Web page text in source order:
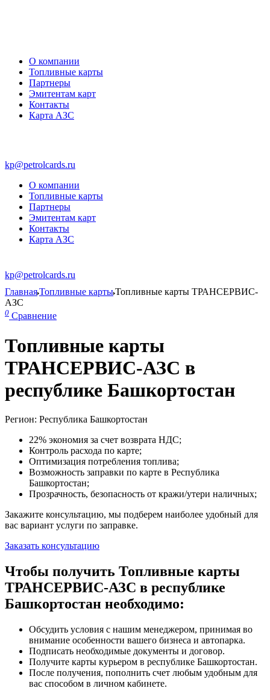
О компании
Топливные карты
Партнеры
Эмитентам карт
Контакты
Карта АЗС
kp@petrolcards.ru
О компании
Топливные карты
Партнеры
Эмитентам карт
Контакты
Карта АЗС
kp@petrolcards.ru
ГлавнаяТопливные картыТопливные карты ТРАНСЕРВИС-
АЗС
0 Сравнение
Топливные карты
ТРАНСЕРВИС-АЗС в
республике Башкортостан
Регион: Республика Башкортостан
22% экономия за счет возврата НДС;
Контроль расхода по карте;
Оптимизация потребления топлива;
Возможность заправки по карте в Республика
Башкортостан;
Прозрачность, безопасность от кражи/утери наличных;
Закажите консультацию, мы подберем наиболее удобный для
вас вариант услуги по заправке.
Заказать консультацию
Чтобы получить Топливные карты
ТРАНСЕРВИС-АЗС в республике
Башкортостан необходимо:
Обсудить условия с нашим менеджером, принимая во
внимание особенности вашего бизнеса и автопарка.
Подписать необходимые документы и договор.
Получите карты курьером в республике Башкортостан.
После получения, пополнить счет любым удобным для
вас способом в личном кабинете.